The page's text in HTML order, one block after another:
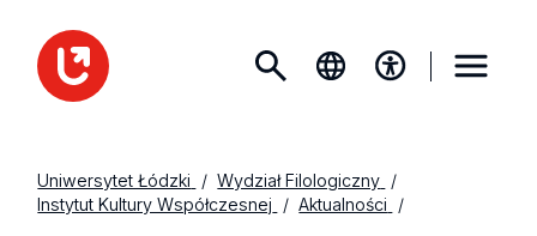
Uniwersytet Łódzki
Wydział Filologiczny
Instytut Kultury Współczesnej
Aktualności